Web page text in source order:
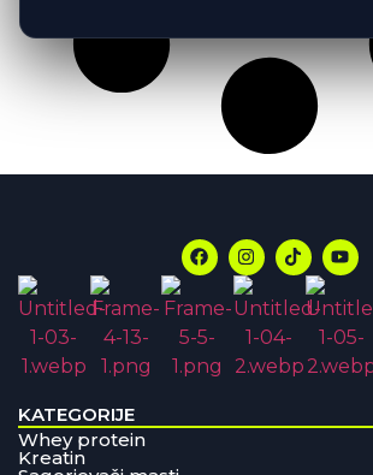
KATEGORIJE
Whey protein
Kreatin